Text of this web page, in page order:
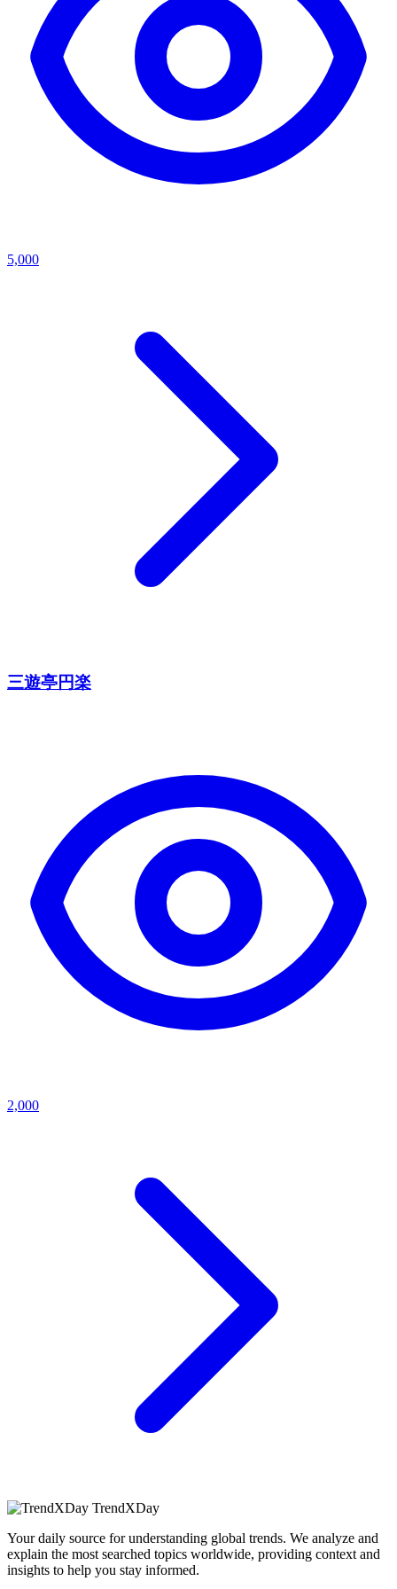
5,000
三遊亭円楽
2,000
TrendXDay
Your daily source for understanding global trends. We analyze and
explain the most searched topics worldwide, providing context and
insights to help you stay informed.